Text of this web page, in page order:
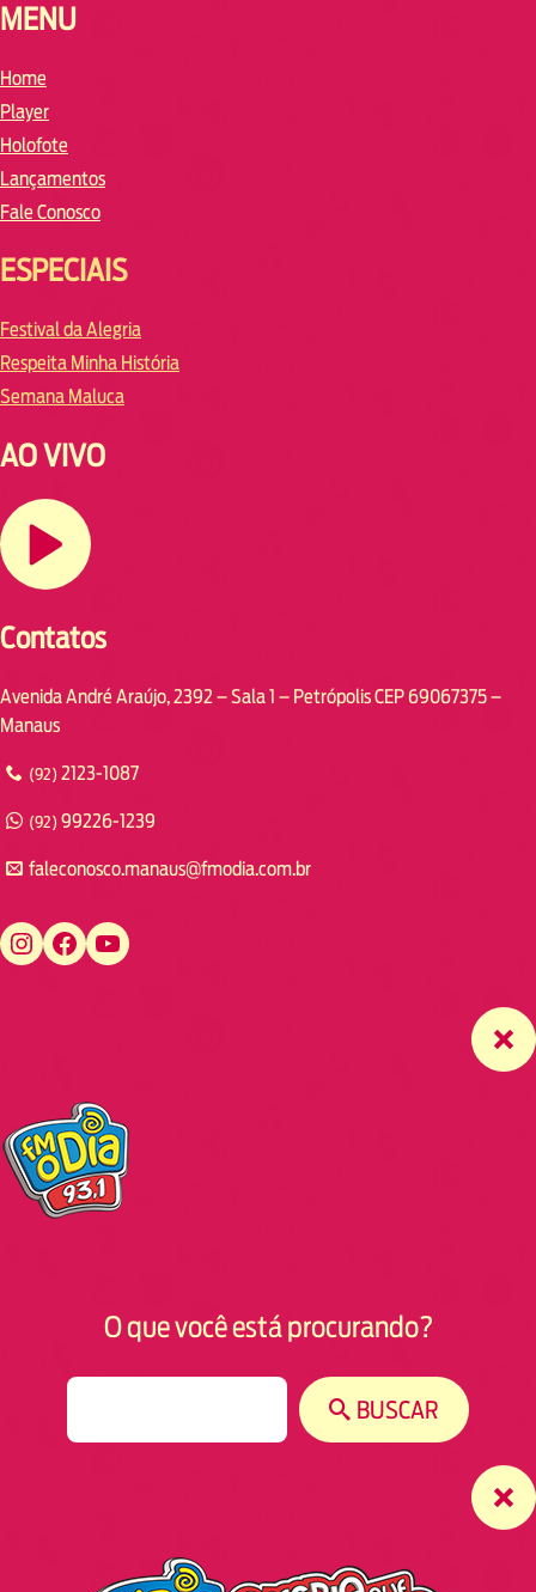
MENU
Home
Player
Holofote
Lançamentos
Fale Conosco
ESPECIAIS
Festival da Alegria
Respeita Minha História
Semana Maluca
AO VIVO
Contatos
Avenida André Araújo, 2392 – Sala 1 – Petrópolis CEP 69067375 –
Manaus
(92) 2123-1087
(92) 99226-1239
faleconosco.manaus@fmodia.com.br
https://www.instagram.com/fmodiamanaus/ https://www.facebook.com/fmodiamanaus https://www.youtube.com/user/radiofmodia
O que você está procurando?
BUSCAR